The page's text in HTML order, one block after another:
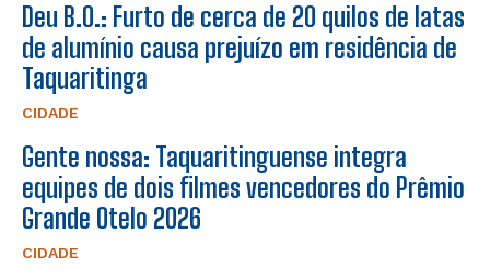
Deu B.O.: Furto de cerca de 20 quilos de latas
de alumínio causa prejuízo em residência de
Taquaritinga
CIDADE
Gente nossa: Taquaritinguense integra
equipes de dois filmes vencedores do Prêmio
Grande Otelo 2026
CIDADE